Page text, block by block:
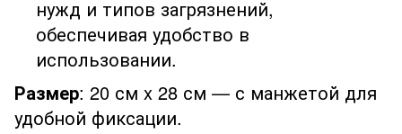
нужд и типов загрязнений,
обеспечивая удобство в
использовании.
Размер: 20 см x 28 см — с манжетой для
удобной фиксации.